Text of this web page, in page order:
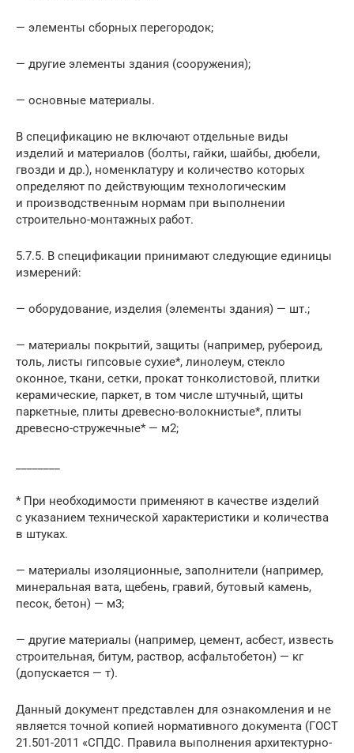
— элементы сборных перегородок;
— другие элементы здания (сооружения);
— основные материалы.
В спецификацию не включают отдельные виды
изделий и материалов (болты, гайки, шайбы, дюбели,
гвозди и др.), номенклатуру и количество которых
определяют по действующим технологическим
и производственным нормам при выполнении
строительно-монтажных работ.
5.7.5. В спецификации принимают следующие единицы
измерений:
— оборудование, изделия (элементы здания) — шт.;
— материалы покрытий, защиты (например, рубероид,
толь, листы гипсовые сухие*, линолеум, стекло
оконное, ткани, сетки, прокат тонколистовой, плитки
керамические, паркет, в том числе штучный, щиты
паркетные, плиты древесно-волокнистые*, плиты
древесно-стружечные* — м2;
* При необходимости применяют в качестве изделий
с указанием технической характеристики и количества
в штуках.
— материалы изоляционные, заполнители (например,
минеральная вата, щебень, гравий, бутовый камень,
песок, бетон) — м3;
— другие материалы (например, цемент, асбест, известь
строительная, битум, раствор, асфальтобетон) — кг
(допускается — т).
Данный документ представлен для ознакомления и не
является точной копией нормативного документа (ГОСТ
21.501-2011 «СПДС. Правила выполнения архитектурно-